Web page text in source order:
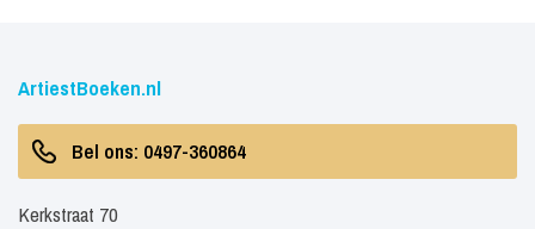
ArtiestBoeken.nl
Bel ons: 0497-360864
Kerkstraat 70